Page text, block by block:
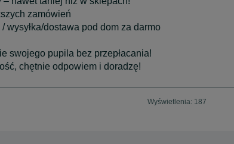
zamówień
wysyłka/dostawa pod dom za darmo
swojego pupila bez przepłacania!
chętnie odpowiem i doradzę!
Wyświetlenia: 187